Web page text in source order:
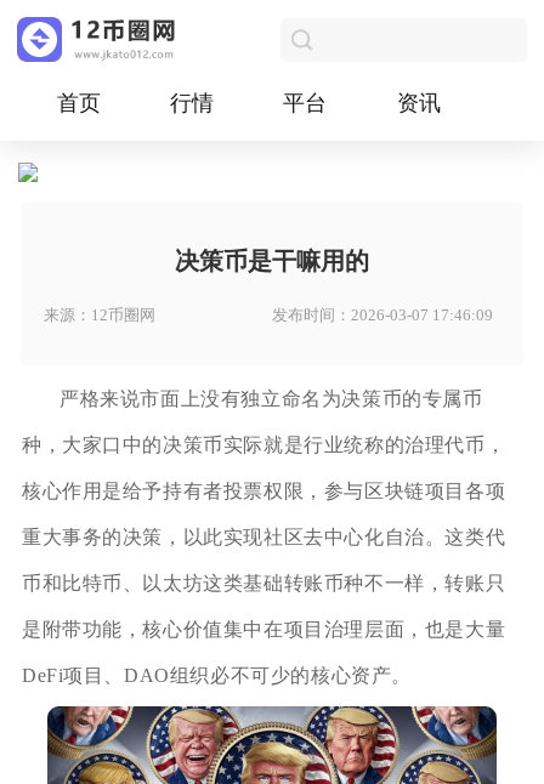
首页 行情 平台 资讯
决策币是干嘛用的
来源：12币圈网 发布时间：2026-03-07 17:46:09
严格来说市面上没有独立命名为决策币的专属币
种，大家口中的决策币实际就是行业统称的治理代币，
核心作用是给予持有者投票权限，参与区块链项目各项
重大事务的决策，以此实现社区去中心化自治。这类代
币和比特币、以太坊这类基础转账币种不一样，转账只
是附带功能，核心价值集中在项目治理层面，也是大量
DeFi项目、DAO组织必不可少的核心资产。